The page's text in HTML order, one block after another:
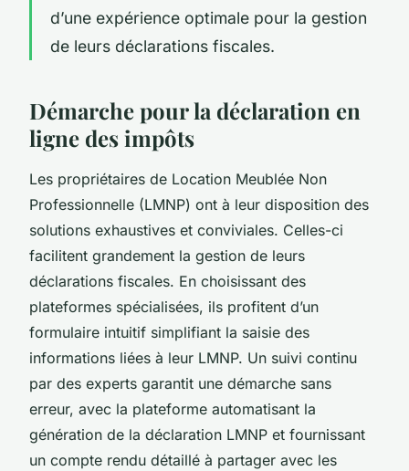
d’une expérience optimale pour la gestion
de leurs déclarations fiscales.
Démarche pour la déclaration en
ligne des impôts
Les propriétaires de Location Meublée Non
Professionnelle (LMNP) ont à leur disposition des
solutions exhaustives et conviviales. Celles-ci
facilitent grandement la gestion de leurs
déclarations fiscales. En choisissant des
plateformes spécialisées, ils profitent d’un
formulaire intuitif simplifiant la saisie des
informations liées à leur LMNP. Un suivi continu
par des experts garantit une démarche sans
erreur, avec la plateforme automatisant la
génération de la déclaration LMNP et fournissant
un compte rendu détaillé à partager avec les